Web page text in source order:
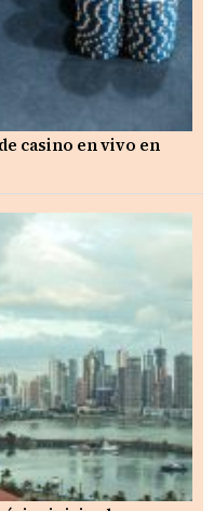
casino en vivo en